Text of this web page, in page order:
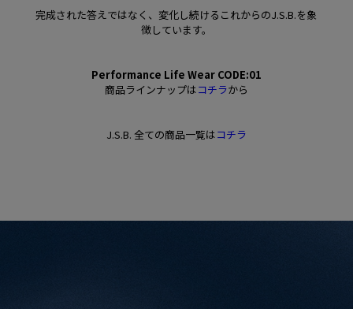
完成された答えではなく、変化し続けるこれからのJ.S.B.を象
徴しています。
Performance Life Wear CODE:01
商品ラインナップはコチラから
J.S.B. 全ての商品一覧はコチラ